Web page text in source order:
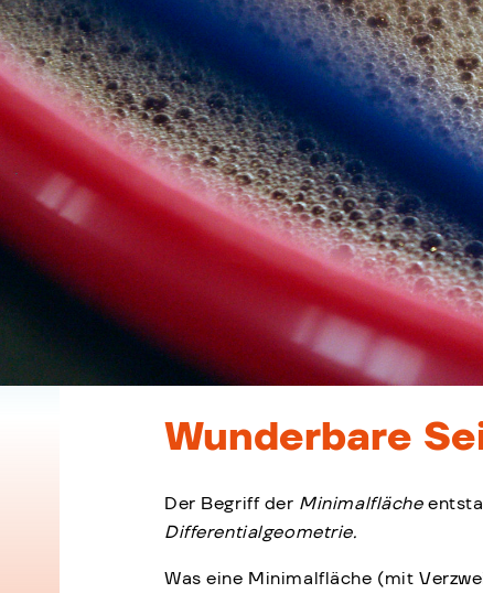
Wunderbare
Der Begriff der Minimalfläche
Differentialgeometrie.
Was eine Minimalfläche (mit